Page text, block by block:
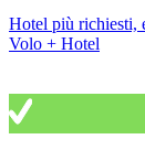
Hotel più richiesti,
Volo + Hotel